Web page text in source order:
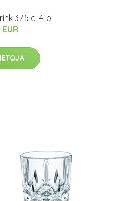
37,5 cl 4-p
EUR